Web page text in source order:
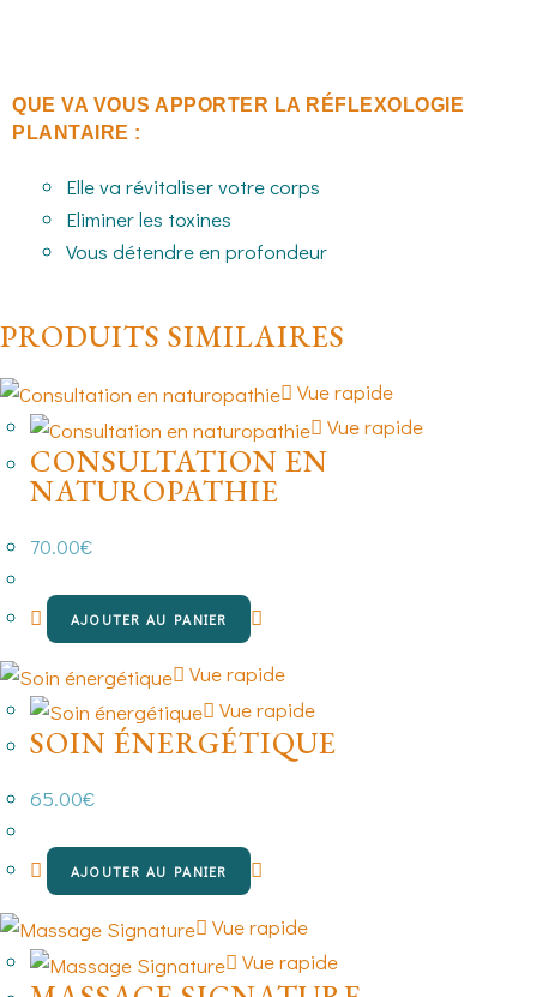
QUE VA VOUS APPORTER LA RÉFLEXOLOGIE
PLANTAIRE :
Elle va révitaliser votre corps
Eliminer les toxines
Vous détendre en profondeur
PRODUITS SIMILAIRES
Vue rapide
Vue rapide
CONSULTATION EN
NATUROPATHIE
70.00€
AJOUTER AU PANIER
Vue rapide
Vue rapide
SOIN ÉNERGÉTIQUE
65.00€
AJOUTER AU PANIER
Vue rapide
Vue rapide